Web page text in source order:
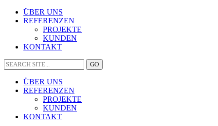
ÜBER UNS
REFERENZEN
PROJEKTE
KUNDEN
KONTAKT
ÜBER UNS
REFERENZEN
PROJEKTE
KUNDEN
KONTAKT